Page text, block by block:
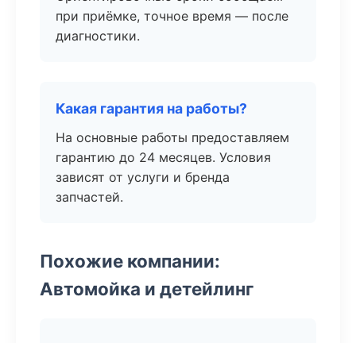
при приёмке, точное время — после
диагностики.
Какая гарантия на работы?
На основные работы предоставляем
гарантию до 24 месяцев. Условия
зависят от услуги и бренда
запчастей.
Похожие компании:
Автомойка и детейлинг